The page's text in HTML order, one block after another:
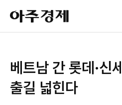
아
주
경
베트남 간 롯데·신
출길 넓힌다